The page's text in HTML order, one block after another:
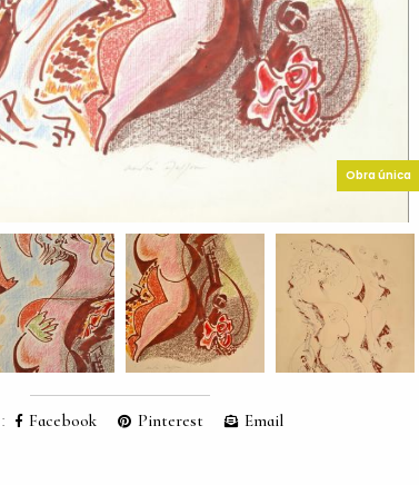
Obra única
Facebook Pinterest Email